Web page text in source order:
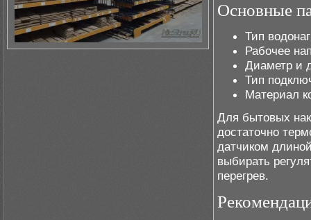
Основные
Тип
Рабочее
Диаметр и
Тип
Материал
Для бытовых
достаточно
датчиком
выбирать
перегрев.